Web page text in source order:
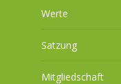
Werte
Satzung
Mitgliedschaft